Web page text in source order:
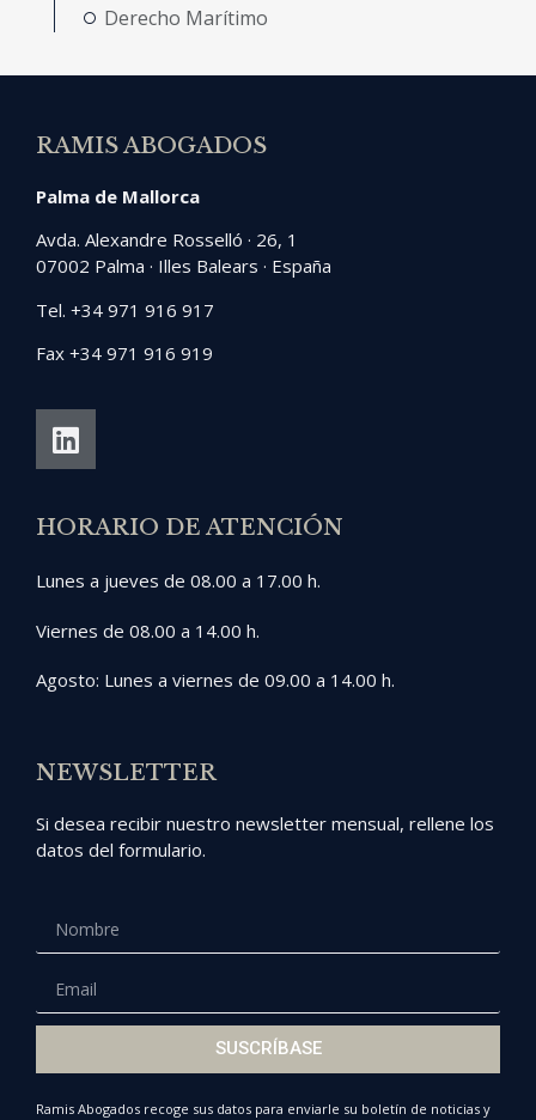
Derecho Marítimo
RAMIS ABOGADOS
Palma de Mallorca
Avda. Alexandre Rosselló · 26, 1
07002 Palma · Illes Balears · España
Tel. +34 971 916 917
Fax +34 971 916 919
HORARIO DE ATENCIÓN
Lunes a jueves de 08.00 a 17.00 h.
Viernes de 08.00 a 14.00 h.
Agosto: Lunes a viernes de 09.00 a 14.00 h.
NEWSLETTER
Si desea recibir nuestro newsletter mensual, rellene los
datos del formulario.
SUSCRÍBASE
Ramis Abogados recoge sus datos para enviarle su boletín de noticias y